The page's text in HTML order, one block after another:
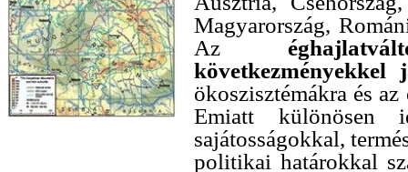
Magyarország,
Az
következményekkel
ökoszisztémákra és
Emiatt különösen
sajátosságokkal,
politikai határokkal